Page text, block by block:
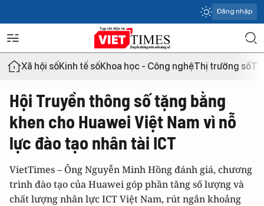
Đăng nhập
Xã hội sốKinh tế sốKhoa học - Công nghệThị trường số
Hội Truyền thông số tặng bằng
khen cho Huawei Việt Nam vì nỗ
lực đào tạo nhân tài ICT
VietTimes – Ông Nguyễn Minh Hồng đánh giá, chương
trình đào tạo của Huawei góp phần tăng số lượng và
chất lượng nhân lực ICT Việt Nam, rút ngắn khoảng